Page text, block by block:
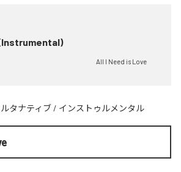
All I Need is Love
タナティブ / インストゥルメンタル